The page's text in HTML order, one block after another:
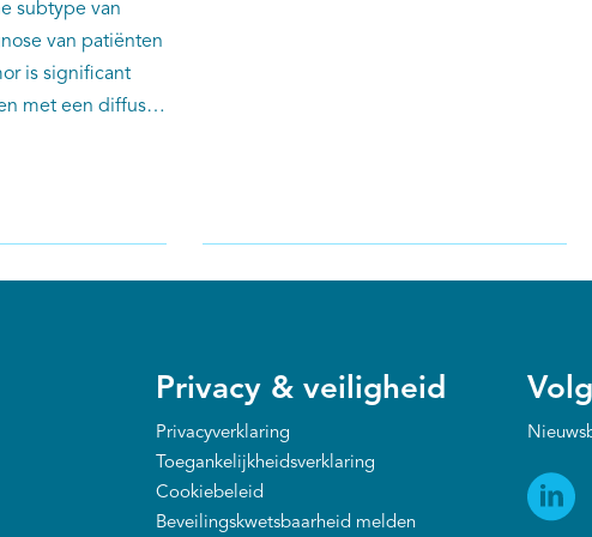
subtype van
van patiënten
is significant
met een diffuse
AvL,
van de
Privacy & veiligheid
Privacyverklaring
Toegankelijkheidsverklaring
Cookiebeleid
Beveilingskwetsbaarheid melden